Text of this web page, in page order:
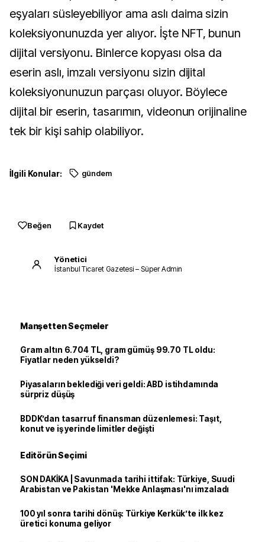
eşyaları süsleyebiliyor ama aslı daima sizin
koleksiyonunuzda yer alıyor. İşte NFT, bunun
dijital versiyonu. Binlerce kopyası olsa da
eserin aslı, imzalı versiyonu sizin dijital
koleksiyonunuzun parçası oluyor. Böylece
dijital bir eserin, tasarımın, videonun orijinaline
tek bir kişi sahip olabiliyor.
İlgili Konular: gündem
Beğen Kaydet
Yönetici
İstanbul Ticaret Gazetesi – Süper Admin
Manşetten Seçmeler
Gram altın 6.704 TL, gram gümüş 99.70 TL oldu:
Fiyatlar neden yükseldi?
Piyasaların beklediği veri geldi: ABD istihdamında
sürpriz düşüş
BDDK’dan tasarruf finansman düzenlemesi: Taşıt,
konut ve iş yerinde limitler değişti
Editörün Seçimi
SON DAKİKA | Savunmada tarihi ittifak: Türkiye, Suudi
Arabistan ve Pakistan 'Mekke Anlaşması'nı imzaladı
100 yıl sonra tarihi dönüş: Türkiye Kerkük’te ilk kez
üretici konuma geliyor